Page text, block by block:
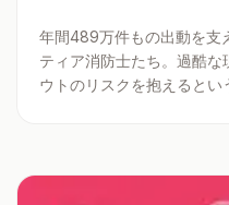
年間489万件もの出動を支
ティア消防士たち。過酷な
ウトのリスクを抱えると